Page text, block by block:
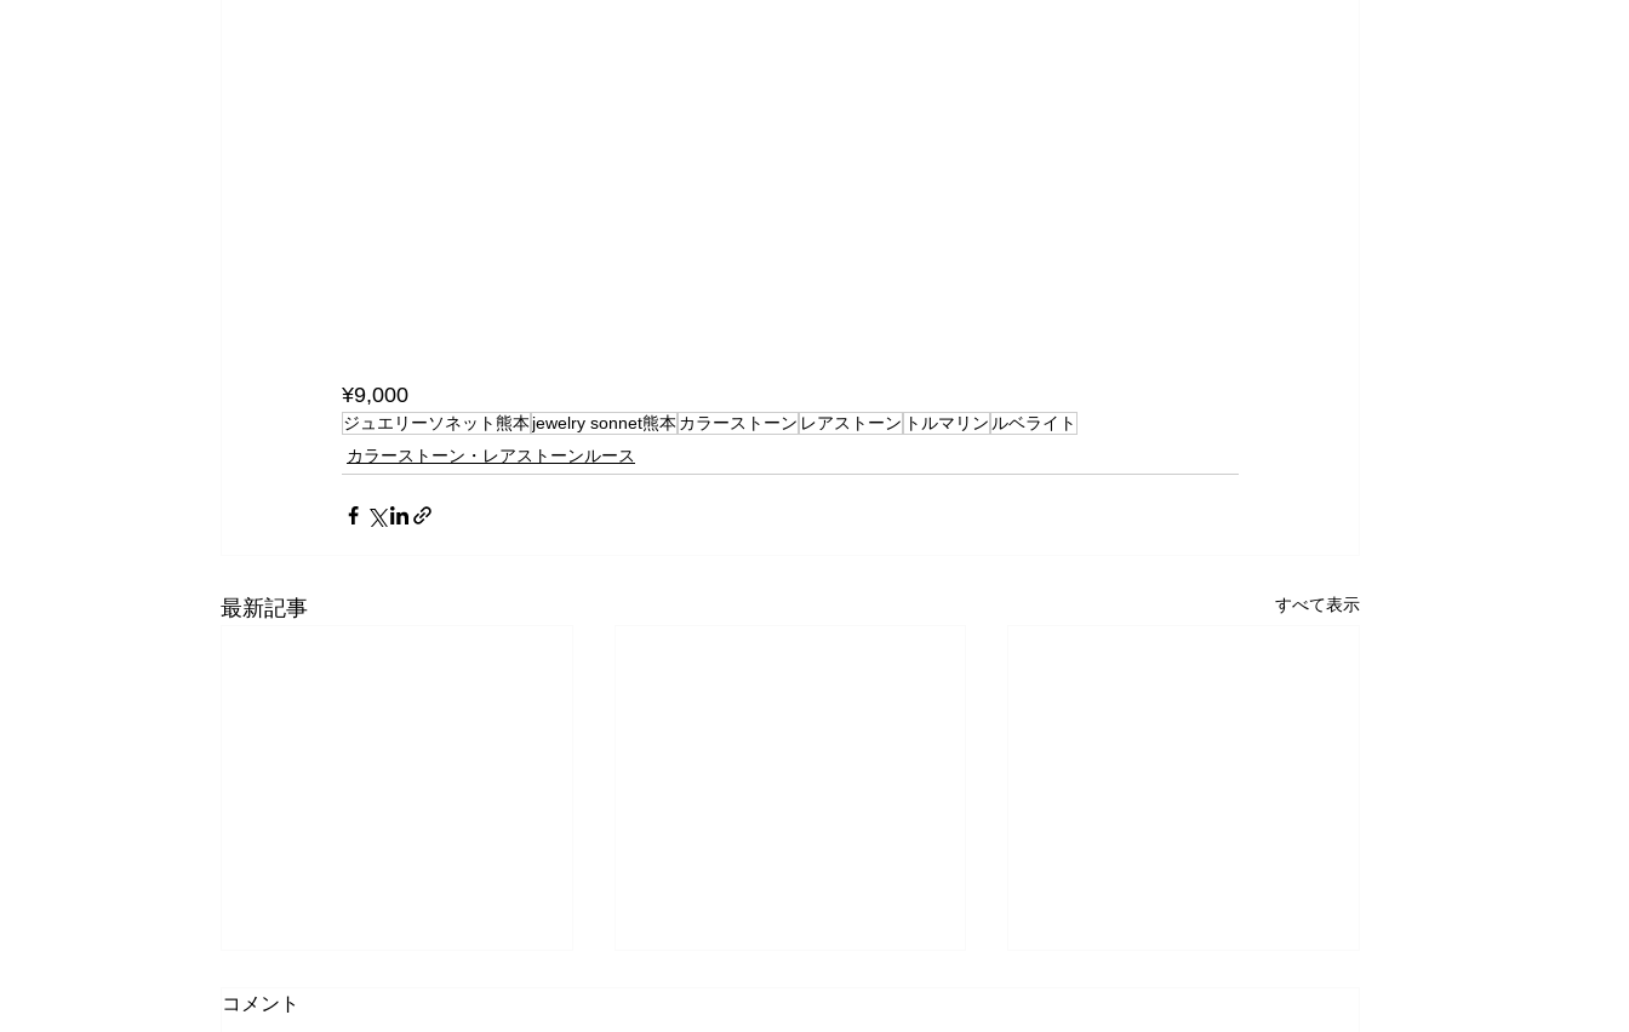
¥9,000
ジュエリーソネット熊本 jewelry sonnet熊本 カラーストーン レアストーン トルマリン ルベライト
カラーストーン・レアストーンルース
最新記事 すべて表示
コメント